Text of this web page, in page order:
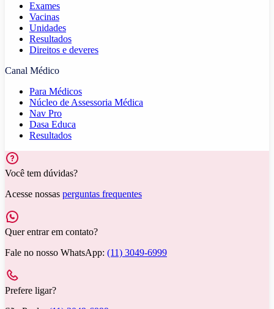
Exames
Vacinas
Unidades
Resultados
Direitos e deveres
Canal Médico
Para Médicos
Núcleo de Assessoria Médica
Nav Pro
Dasa Educa
Resultados
Você tem dúvidas?
Acesse nossas perguntas frequentes
Quer entrar em contato?
Fale no nosso WhatsApp: (11) 3049-6999
Prefere ligar?